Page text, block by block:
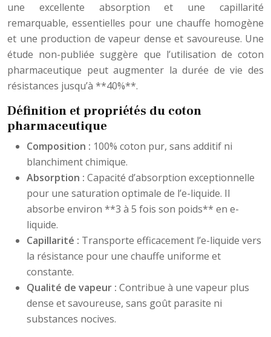
une excellente absorption et une capillarité
remarquable, essentielles pour une chauffe homogène
et une production de vapeur dense et savoureuse. Une
étude non-publiée suggère que l’utilisation de coton
pharmaceutique peut augmenter la durée de vie des
résistances jusqu’à **40%**.
Définition et propriétés du coton
pharmaceutique
Composition : 100% coton pur, sans additif ni
blanchiment chimique.
Absorption : Capacité d’absorption exceptionnelle
pour une saturation optimale de l’e-liquide. Il
absorbe environ **3 à 5 fois son poids** en e-
liquide.
Capillarité : Transporte efficacement l’e-liquide vers
la résistance pour une chauffe uniforme et
constante.
Qualité de vapeur : Contribue à une vapeur plus
dense et savoureuse, sans goût parasite ni
substances nocives.